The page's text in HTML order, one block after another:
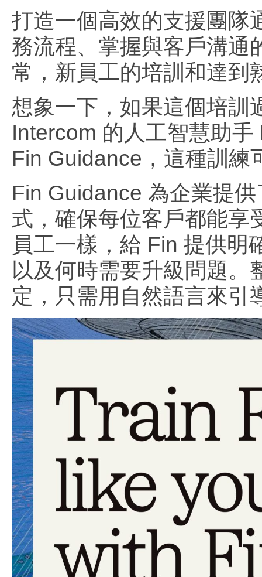
打造一個高效的支援團隊
務流程、掌握與客戶溝通
常，新員工的培訓和達到
想象一下，如果這個培訓
Intercom 的人工智慧助
Fin Guidance，這種訓練
Fin Guidance 為企業提
式，確保每位客戶都能享
員工一樣，給 Fin 提供明
以及何時需要升級問題
定，只需用自然語言來引